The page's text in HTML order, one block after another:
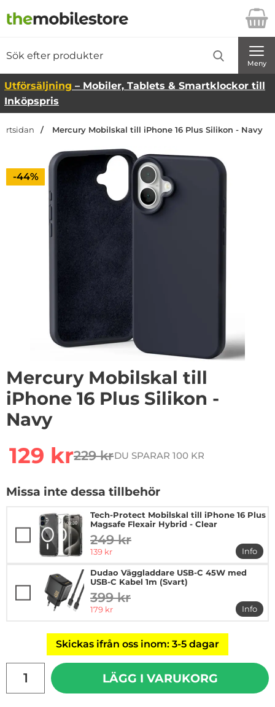
Startsidan för Danira Telecom AB
Meny
Utförsäljning – Mobiler, Tablets & Smartklockor till
Inköpspris
Mercury Mobilskal till iPhone 16 Plus Silikon - Navy
Priset är nedsatt med
-44%
Mercury Mobilskal till
iPhone 16 Plus Silikon -
Navy
rea pris
129 krtidigare pris
229 krDU SPARAR 100 KR
Missa inte dessa tillbehör
Tech-Protect Mobilskal till iPhone 16 Plus
Magsafe Flexair Hybrid - Clear
tidigare pris
249 kr
rea pris
139 kr
Info
mer
Dudao Väggladdare USB-C 45W med
USB-C Kabel 1m (Svart)
tidigare pris
399 kr
rea pris
179 kr
Info
mer
Skickas ifrån oss inom: 3-5 dagar
LÄGG I VARUKORG